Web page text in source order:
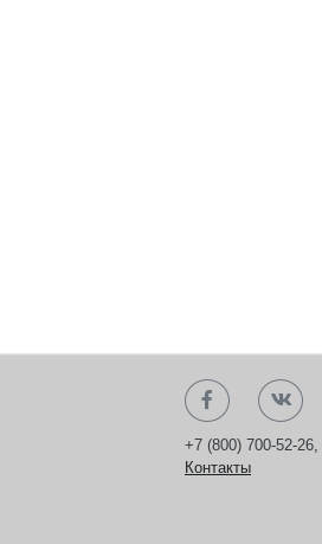
+7 (800) 700-52-26,
Контакты